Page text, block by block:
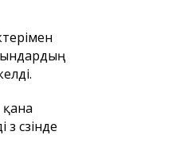
сөзінде